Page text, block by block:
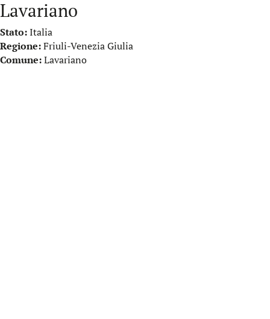
Lavariano
Stato:Italia
Regione:Friuli-Venezia Giulia
Comune:Lavariano